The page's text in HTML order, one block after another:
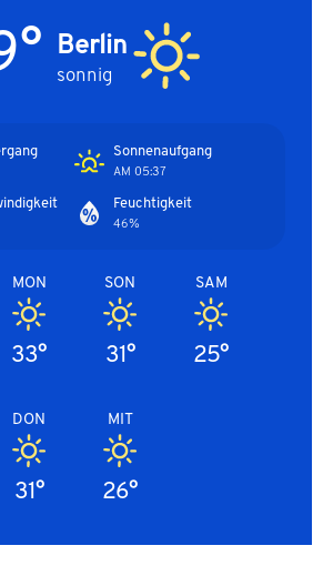
Berlin
sonnig
Sonnenaufgang
05:37 AM
Feuchtigkeit
46%
SAM
25°
SON
31°
MON
33°
MIT
26°
DON
31°